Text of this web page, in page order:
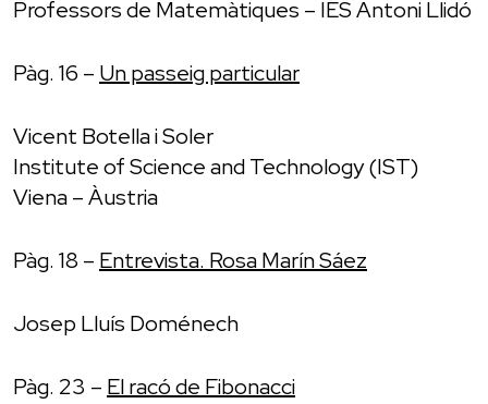
Professors de Matemàtiques – IES Antoni Llidó
Pàg. 16 – Un passeig particular
Vicent Botella i Soler
Institute of Science and Technology (IST)
Viena – Àustria
Pàg. 18 – Entrevista. Rosa Marín Sáez
Josep Lluís Doménech
Pàg. 23 – El racó de Fibonacci